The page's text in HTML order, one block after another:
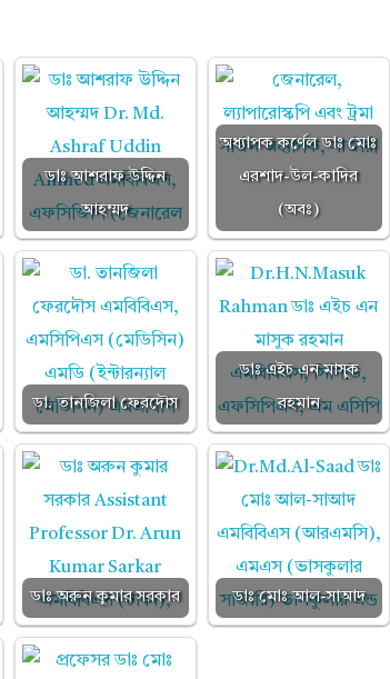
ডাঃ আশরাফ উদ্দিন
আহম্মদ
অধ্যাপক কর্ণেল ডাঃ মোঃ
এরশাদ-উল-কাদির
(অবঃ)
ডা. তানজিলা ফেরদৌস
ডাঃ এইচ এন মাসুক
রহমান
ডাঃ অরুন কুমার সরকার ডাঃ মোঃ আল-সাআদ